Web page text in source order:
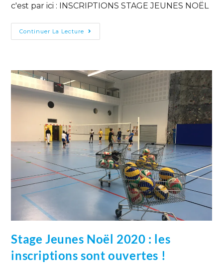
c'est par ici : INSCRIPTIONS STAGE JEUNES NOËL
Continuer La Lecture
Stage Jeunes Noël 2020 : les
inscriptions sont ouvertes !